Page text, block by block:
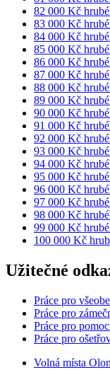
82 000 Kč
83 000 Kč
84 000 Kč
85 000 Kč
86 000 Kč
87 000 Kč
88 000 Kč
89 000 Kč
90 000 Kč
91 000 Kč
92 000 Kč
93 000 Kč
94 000 Kč
95 000 Kč
96 000 Kč
97 000 Kč
98 000 Kč
99 000 Kč
100 000 Kč
Užitečné
Práce pro
Práce pro
Práce pro
Práce pro
Volná místa